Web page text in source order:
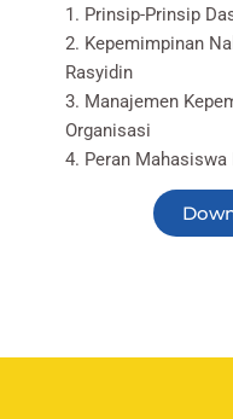
1. Prinsip-Prinsip
2. Kepemimpinan
Rasyidin
3. Manajemen
Organisasi
4. Peran Mahasiswa